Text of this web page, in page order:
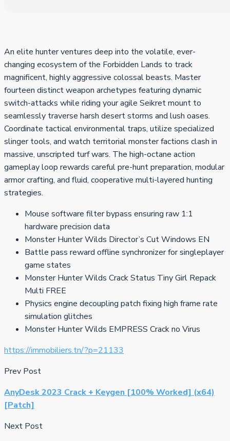
An elite hunter ventures deep into the volatile, ever-
changing ecosystem of the Forbidden Lands to track
magnificent, highly aggressive colossal beasts. Master
fourteen distinct weapon archetypes featuring dynamic
switch-attacks while riding your agile Seikret mount to
seamlessly traverse harsh desert storms and lush oases.
Coordinate tactical environmental traps, utilize specialized
slinger tools, and watch territorial monster factions clash in
massive, unscripted turf wars. The high-octane action
gameplay loop rewards careful pre-hunt preparation, modular
armor crafting, and fluid, cooperative multi-layered hunting
strategies.
Mouse software filter bypass ensuring raw 1:1
hardware precision data
Monster Hunter Wilds Director’s Cut Windows EN
Battle pass reward offline synchronizer for singleplayer
game states
Monster Hunter Wilds Crack Status Tiny Girl Repack
Multi FREE
Physics engine decoupling patch fixing high frame rate
simulation glitches
Monster Hunter Wilds EMPRESS Crack no Virus
https://immobiliers.tn/?p=21133
Prev Post
AnyDesk 2023 Crack + Keygen [100% Worked] (x64)
[Patch]
Next Post